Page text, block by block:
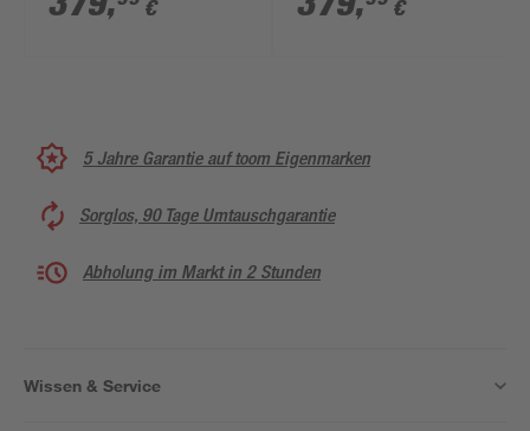
210 cm
€
100 x 210 cm
€
5 Jahre Garantie auf toom Eigenmarken
Sorglos, 90 Tage Umtauschgarantie
Abholung im Markt in 2 Stunden
Wissen & Service